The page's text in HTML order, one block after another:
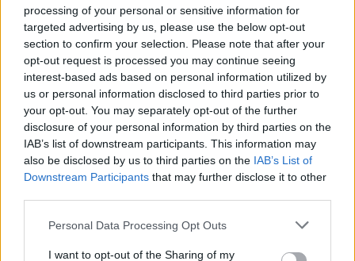
processing of your personal or sensitive information for
targeted advertising by us, please use the below opt-out
section to confirm your selection. Please note that after your
opt-out request is processed you may continue seeing
interest-based ads based on personal information utilized by
us or personal information disclosed to third parties prior to
your opt-out. You may separately opt-out of the further
disclosure of your personal information by third parties on the
IAB’s list of downstream participants. This information may
also be disclosed by us to third parties on the IAB’s List of
Downstream Participants that may further disclose it to other
Personal Data Processing Opt Outs
I want to opt-out of the Sharing of my
υποστηριζόμενες από πολύ κόσμο
ΡΕΠΟΡΤΑΖ ΕΛΕΥΘΕΡΟΣ ΧΡΟΝΟΣ
Υποδεχτήκαν τον Αύγουστο με
τη «Γιορτή του Κρασιού» τα
Πάμφιλα
Με πολύ χορό, τραγούδι και
άφθονο κρασί
ΜΟΥΣΙΚΗ
«Απόψε η παρέα μας» στον
Μεσότοπο